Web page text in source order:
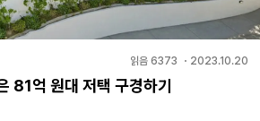
읽음 6373 ・ 2023.10.20
81억 원대 저택 구경하기